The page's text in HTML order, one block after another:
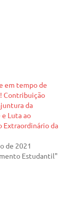
em tempo de
Contribuição
da
Luta ao
Extraordinário da
de 2021
Estudantil"